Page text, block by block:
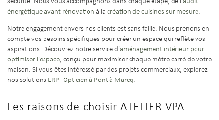
énergétique avant rénovation à la création de cuisines sur mesure.
Notre engagement envers nos clients est sans faille. Nous prenons en
compte vos besoins spécifiques pour créer un espace qui reflète vos
aspirations. Découvrez notre service d'aménagement intérieur pour
optimiser l'espace, conçu pour maximiser chaque mètre carré de votre
maison. Si vous êtes intéressé par des projets commerciaux, explorez
nos solutions ERP - Opticien à Pont à Marcq.
Les raisons de choisir ATELIER VPA